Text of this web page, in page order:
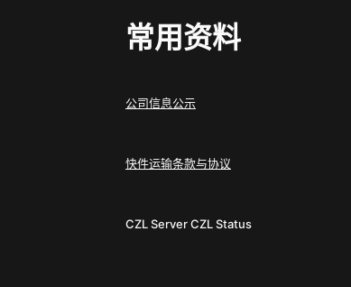
常用资料
公司信息公示
快件运输条款与协议
CZL ServerCZL Status